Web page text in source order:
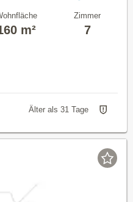
m²
Zimmer
7
Älter als 31 Tage